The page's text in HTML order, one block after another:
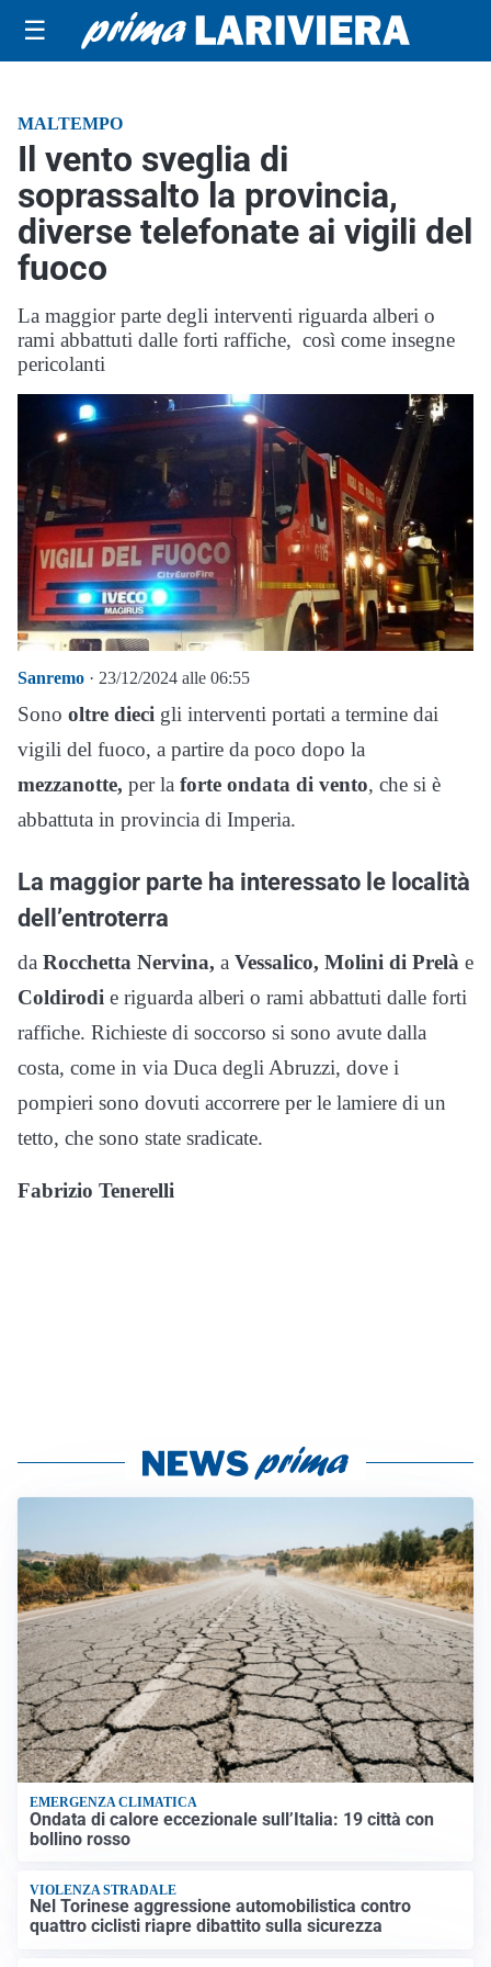
☰
MALTEMPO
Il vento sveglia di
soprassalto la provincia,
diverse telefonate ai vigili del
fuoco
La maggior parte degli interventi riguarda alberi o
rami abbattuti dalle forti raffiche, così come insegne
pericolanti
Sanremo · 23/12/2024 alle 06:55
Sono oltre dieci gli interventi portati a termine dai
vigili del fuoco, a partire da poco dopo la
mezzanotte, per la forte ondata di vento, che si è
abbattuta in provincia di Imperia.
La maggior parte ha interessato le località
dell’entroterra
da Rocchetta Nervina, a Vessalico, Molini di Prelà e
Coldirodi e riguarda alberi o rami abbattuti dalle forti
raffiche. Richieste di soccorso si sono avute dalla
costa, come in via Duca degli Abruzzi, dove i
pompieri sono dovuti accorrere per le lamiere di un
tetto, che sono state sradicate.
Fabrizio Tenerelli
EMERGENZA CLIMATICA
Ondata di calore eccezionale sull’Italia: 19 città con
bollino rosso
VIOLENZA STRADALE
Nel Torinese aggressione automobilistica contro
quattro ciclisti riapre dibattito sulla sicurezza